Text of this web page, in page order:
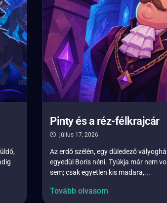
Pinty és a réz-félkrajcár
július 17, 2026
Az erdő szélén, egy düledező
egyedül Boris néni. Tyúkja már nem
sem; csak egyetlen kis madara,...
Tovább olvasom